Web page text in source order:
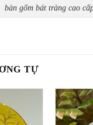
bàn gốm bát tràng cao
TỰ